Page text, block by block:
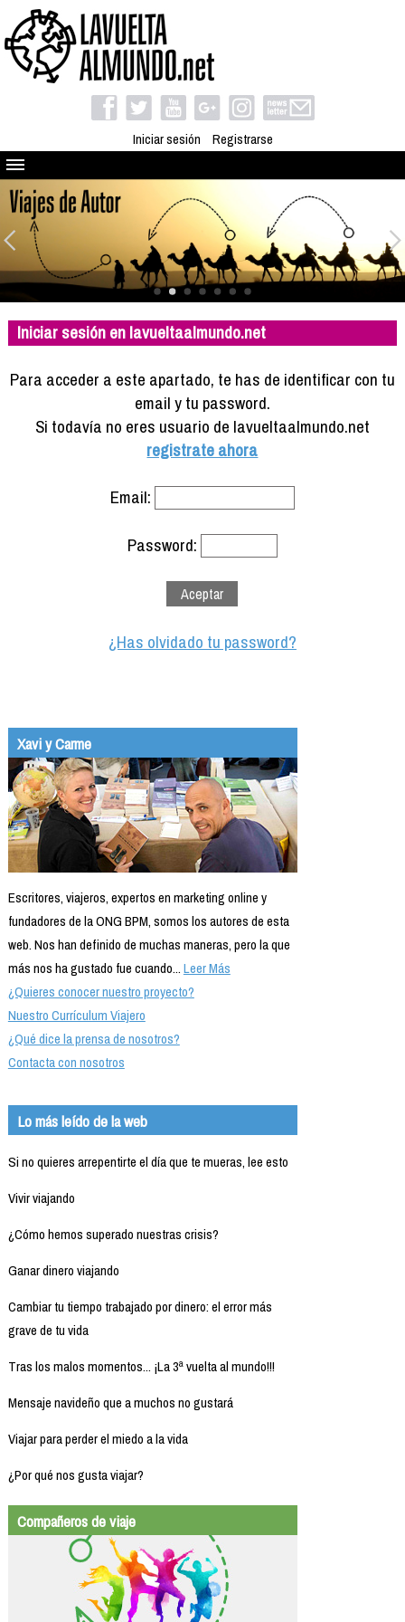
Iniciar sesión Registrarse
Quienes somos
El proyecto
Blog
Viaja con nosotros
Camino solidario
Libros
Compañeros de viaje
Info viajeros
Iniciar sesión en lavueltaalmundo.net
Para acceder a este apartado, te has de identificar con tu
email y tu password.
Si todavía no eres usuario de lavueltaalmundo.net
registrate ahora
Email:
Password:
¿Has olvidado tu password?
Xavi y Carme
Escritores, viajeros, expertos en marketing online y
fundadores de la ONG BPM, somos los autores de esta
web. Nos han definido de muchas maneras, pero la que
más nos ha gustado fue cuando...Leer Más
¿Quieres conocer nuestro proyecto?
Nuestro Currículum Viajero
¿Qué dice la prensa de nosotros?
Contacta con nosotros
Lo más leído de la web
Si no quieres arrepentirte el día que te mueras, lee esto
Vivir viajando
¿Cómo hemos superado nuestras crisis?
Ganar dinero viajando
Cambiar tu tiempo trabajado por dinero: el error más
grave de tu vida
Tras los malos momentos... ¡La 3ª vuelta al mundo!!!
Mensaje navideño que a muchos no gustará
Viajar para perder el miedo a la vida
¿Por qué nos gusta viajar?
Compañeros de viaje